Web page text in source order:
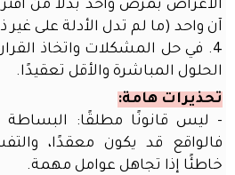
أو
المنزل
محتوى
الذكاء
الاصطناعي
مع
محرك
الأعراض بمرض واحد بدلاً من
آن واحد (ما لم تدل الأدلة على غير
4. في حل المشكلات واتخاذ
الحلول المباشرة والأقل تعقيدًا.
تحذيرات هامة:
- ليس قانونًا مطلقًا:
فالواقع قد يكون معقدًا،
خاطئًا إذا تجاهل عوامل مهمة.